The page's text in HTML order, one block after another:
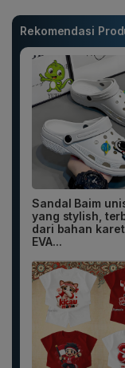
Rekomendasi
Sandal Baim
yang stylish,
dari bahan
EVA...